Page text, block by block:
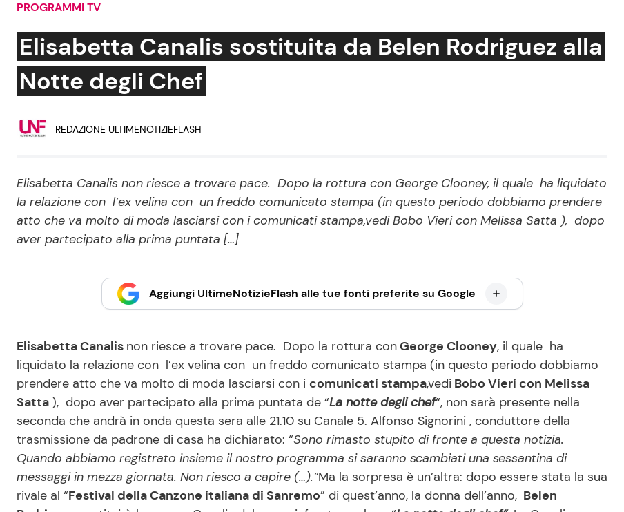
Social News
News dal mondo
Mondo Mamma
News benessere
Salute
Festività
Le Ricette in TV
Primi Piatti
Ricette per Bambini
PROGRAMMI TV
Elisabetta Canalis sostituita da Belen Rodriguez alla
Notte degli Chef
REDAZIONE ULTIMENOTIZIEFLASH
Elisabetta Canalis non riesce a trovare pace. Dopo la rottura con George Clooney, il quale ha liquidato
la relazione con l’ex velina con un freddo comunicato stampa (in questo periodo dobbiamo prendere
atto che va molto di moda lasciarsi con i comunicati stampa,vedi Bobo Vieri con Melissa Satta ), dopo
aver partecipato alla prima puntata […]
Aggiungi UltimeNotizieFlash alle tue fonti preferite su Google
Elisabetta Canalis non riesce a trovare pace. Dopo la rottura conGeorge Clooney, il quale ha
liquidato la relazione con l’ex velina con un freddo comunicato stampa (in questo periodo dobbiamo
prendere atto che va molto di moda lasciarsi con i comunicati stampa,vedi Bobo Vieri con Melissa
Satta ), dopo aver partecipato alla prima puntata de “La notte degli chef“, non sarà presente nella
seconda che andrà in onda questa sera alle 21.10 su Canale 5. Alfonso Signorini , conduttore della
trasmissione da padrone di casa ha dichiarato: “Sono rimasto stupito di fronte a questa notizia.
Quando abbiamo registrato insieme il nostro programma si saranno scambiati una sessantina di
messaggi in mezza giornata. Non riesco a capire (…).”Ma la sorpresa è un’altra: dopo essere stata la sua
rivale al “Festival della Canzone italiana di Sanremo” di quest’anno, la donna dell’anno, Belen